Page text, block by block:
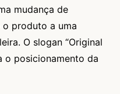
mudança de
produto a uma
O slogan “Original
o posicionamento da